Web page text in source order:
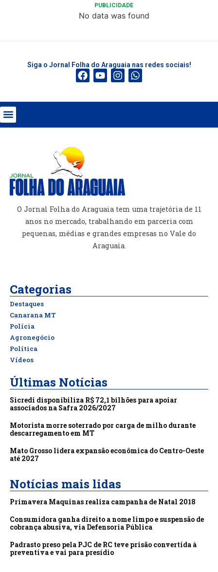
PUBLICIDADE
No data was found
Siga o Jornal Folha do Araguaia nas redes sociais!
O Jornal Folha do Araguaia tem uma trajetória de 11
anos no mercado, trabalhando em parceria com
pequenas, médias e grandes empresas no Vale do
Araguaia.
Categorias
Destaques
Canarana MT
Polícia
Agronegócio
Política
Vídeos
Últimas Notícias
Sicredi disponibiliza R$ 72,1 bilhões para apoiar
associados na Safra 2026/2027
Motorista morre soterrado por carga de milho durante
descarregamento em MT
Mato Grosso lidera expansão econômica do Centro-Oeste
até 2027
Notícias mais lidas
Primavera Maquinas realiza campanha de Natal 2018
Consumidora ganha direito a nome limpo e suspensão de
cobrança abusiva, via Defensoria Pública
Padrasto preso pela PJC de RC teve prisão convertida à
preventiva e vai para presídio